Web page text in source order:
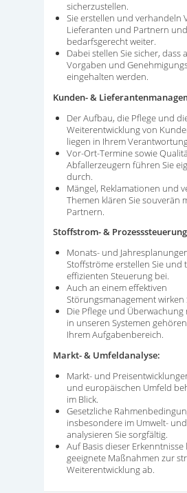
sicherzustellen.
Sie erstellen und verhandeln
Lieferanten und Partnern
bedarfsgerecht weiter.
Dabei stellen Sie sicher, dass
Vorgaben und
eingehalten werden.
Kunden- &
Der Aufbau, die Pflege und
Weiterentwicklung von
liegen in Ihrem
Vor-Ort-Termine sowie
Abfallerzeugern führen Sie
durch.
Mängel, Reklamationen und
Themen klären Sie souverän
Partnern.
Stoffstrom- &
Monats- und
Stoffströme erstellen Sie und
effizienten Steuerung bei.
Auch an einem effektiven
Störungsmanagement wirken
Die Pflege und Überwachung
in unseren Systemen
Ihrem Aufgabenbereich.
Markt- & Umfeldanalyse:
Markt- und
und europäischen Umfeld
im Blick.
Gesetzliche
insbesondere im Umwelt-
analysieren Sie sorgfältig.
Auf Basis dieser Erkenntnisse
geeignete Maßnahmen zur
Weiterentwicklung ab.